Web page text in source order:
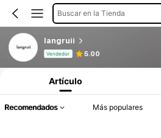
Buscar en la Tienda
langruii
Vendedor 5.00
Artículo
Recomendados Más populares